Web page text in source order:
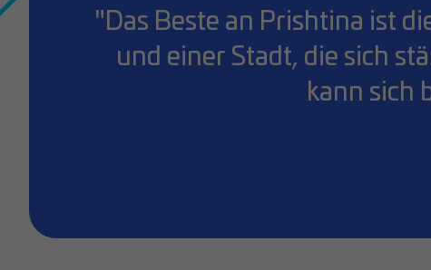
"Das Beste an Prishtina ist
und einer Stadt, die sich
kann sich